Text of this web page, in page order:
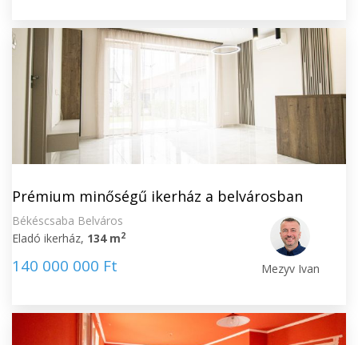
Prémium minőségű ikerház a belvárosban
Békéscsaba Belváros
Eladó ikerház, 134 m2
140 000 000 Ft Mezyv Ivan